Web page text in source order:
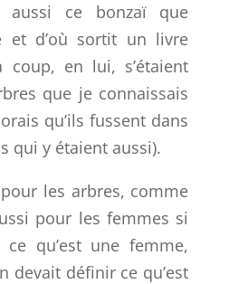
aussi ce bonzaï que
et d’où sortit un livre
en lui, s’étaient
que je connaissais
qu’ils fussent dans
qui y étaient aussi).
les arbres, comme
pour les femmes si
qu’est une femme,
devait définir ce qu’est